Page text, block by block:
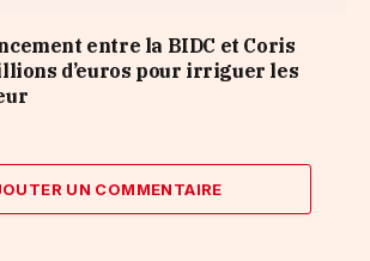
entre la BIDC et Coris
d’euros pour irriguer les
UN COMMENTAIRE